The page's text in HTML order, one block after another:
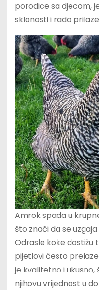
porodice sa djecom,
sklonosti i rado
Amrok spada u
što znači da se
Odrasle koke dostižu
pijetlovi često
je kvalitetno i
njihovu vrijednost u